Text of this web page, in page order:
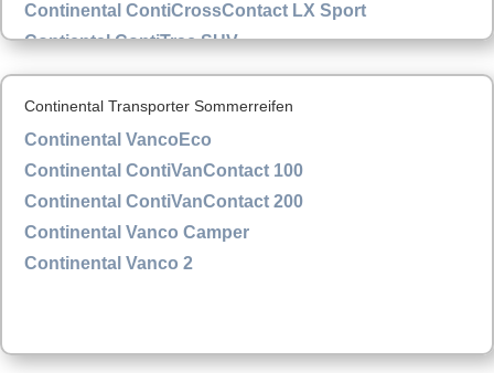
Continental ContiCrossContact LX Sport
Contiental ContiTrac SUV
Continental Transporter Sommerreifen
Continental VancoEco
Continental ContiVanContact 100
Continental ContiVanContact 200
Continental Vanco Camper
Continental Vanco 2